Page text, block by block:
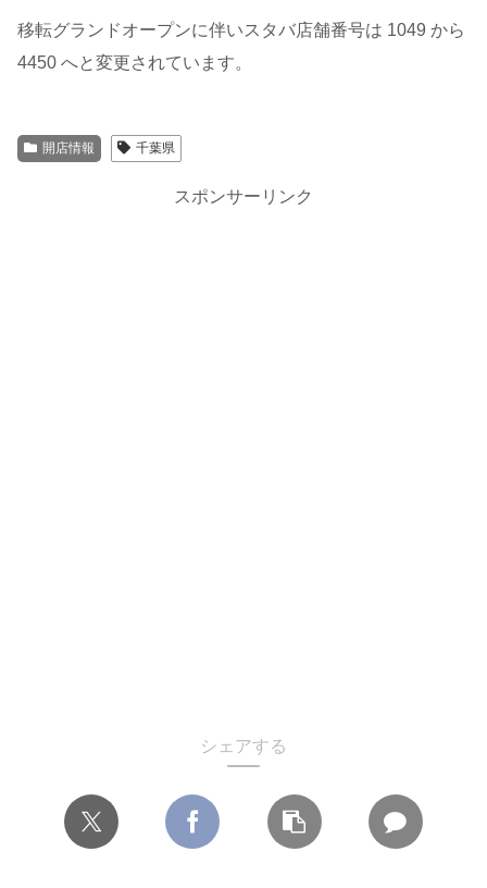
移転グランドオープンに伴いスタバ店舗番号は 1049 から
4450 へと変更されています。
開店情報 千葉県
スポンサーリンク
シェアする